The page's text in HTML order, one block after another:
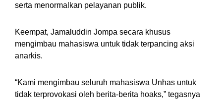
serta menormalkan pelayanan publik.
Keempat, Jamaluddin Jompa secara khusus
mengimbau mahasiswa untuk tidak terpancing aksi
anarkis.
“Kami mengimbau seluruh mahasiswa Unhas untuk
tidak terprovokasi oleh berita-berita hoaks,” tegasnya